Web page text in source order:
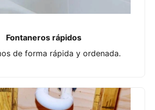
Fontaneros rápidos
de forma rápida y ordenada.